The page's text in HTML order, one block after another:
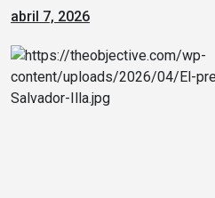
abril 7, 2026